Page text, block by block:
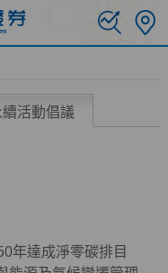
活動倡議
年達成淨零碳排目